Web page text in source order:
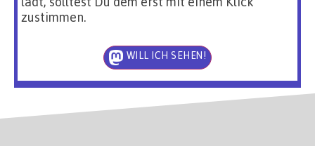
zustimmen.
WILL ICH SEHEN!